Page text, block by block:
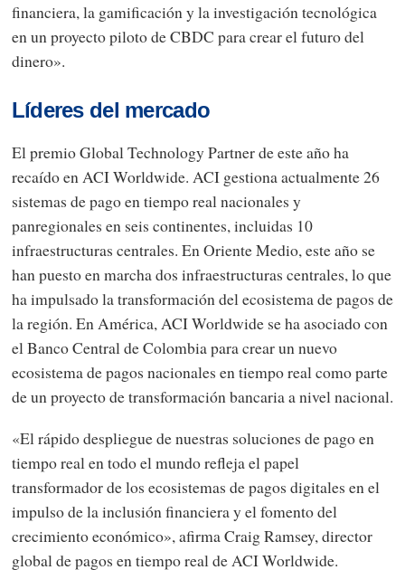
financiera, la gamificación y la investigación tecnológica
en un proyecto piloto de CBDC para crear el futuro del
dinero».
Líderes del mercado
El premio Global Technology Partner de este año ha
recaído en ACI Worldwide. ACI gestiona actualmente 26
sistemas de pago en tiempo real nacionales y
panregionales en seis continentes, incluidas 10
infraestructuras centrales. En Oriente Medio, este año se
han puesto en marcha dos infraestructuras centrales, lo que
ha impulsado la transformación del ecosistema de pagos de
la región. En América, ACI Worldwide se ha asociado con
el Banco Central de Colombia para crear un nuevo
ecosistema de pagos nacionales en tiempo real como parte
de un proyecto de transformación bancaria a nivel nacional.
«El rápido despliegue de nuestras soluciones de pago en
tiempo real en todo el mundo refleja el papel
transformador de los ecosistemas de pagos digitales en el
impulso de la inclusión financiera y el fomento del
crecimiento económico», afirma Craig Ramsey, director
global de pagos en tiempo real de ACI Worldwide.